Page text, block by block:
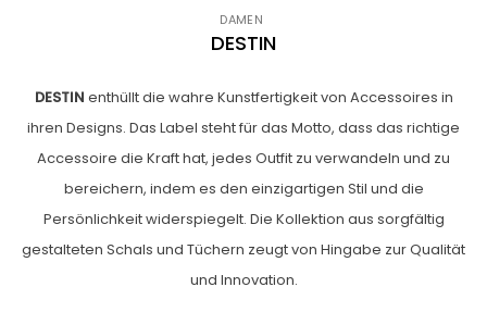
DAMEN
DESTIN
DESTIN enthüllt die wahre Kunstfertigkeit von Accessoires in
ihren Designs. Das Label steht für das Motto, dass das richtige
Accessoire die Kraft hat, jedes Outfit zu verwandeln und zu
bereichern, indem es den einzigartigen Stil und die
Persönlichkeit widerspiegelt. Die Kollektion aus sorgfältig
gestalteten Schals und Tüchern zeugt von Hingabe zur Qualität
und Innovation.